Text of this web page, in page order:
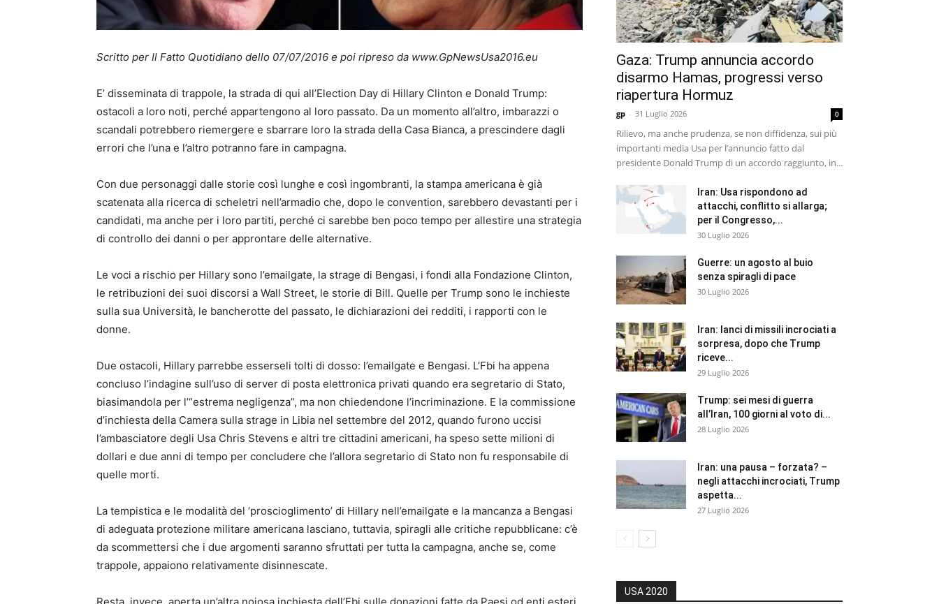
Scritto per Il Fatto Quotidiano dello 07/07/2016 e poi ripreso da www.GpNewsUsa2016.eu
E’ disseminata di trappole, la strada di qui all’Election Day di Hillary Clinton e Donald Trump:
ostacoli a loro noti, perché appartengono al loro passato. Da un momento all’altro, imbarazzi o
scandali potrebbero riemergere e sbarrare loro la strada della Casa Bianca, a prescindere dagli
errori che l’una e l’altro potranno fare in campagna.
Con due personaggi dalle storie così lunghe e così ingombranti, la stampa americana è già
scatenata alla ricerca di scheletri nell’armadio che, dopo le convention, sarebbero devastanti per i
candidati, ma anche per i loro partiti, perché ci sarebbe ben poco tempo per allestire una strategia
di controllo dei danni o per approntare delle alternative.
Le voci a rischio per Hillary sono l’emailgate, la strage di Bengasi, i fondi alla Fondazione Clinton,
le retribuzioni dei suoi discorsi a Wall Street, le storie di Bill. Quelle per Trump sono le inchieste
sulla sua Università, le bancherotte del passato, le dichiarazioni dei redditi, i rapporti con le
donne.
Due ostacoli, Hillary parrebbe esserseli tolti di dosso: l’emailgate e Bengasi. L’Fbi ha appena
concluso l’indagine sull’uso di server di posta elettronica privati quando era segretario di Stato,
biasimandola per l’“estrema negligenza”, ma non chiedendone l’incriminazione. E la commissione
d’inchiesta della Camera sulla strage in Libia nel settembre del 2012, quando furono uccisi
l’ambasciatore degli Usa Chris Stevens e altri tre cittadini americani, ha speso sette milioni di
dollari e due anni di tempo per concludere che l’allora segretario di Stato non fu responsabile di
quelle morti.
La tempistica e le modalità del ‘proscioglimento’ di Hillary nell’emailgate e la mancanza a Bengasi
di adeguata protezione militare americana lasciano, tuttavia, spiragli alle critiche repubblicane: c’è
da scommettersi che i due argomenti saranno sfruttati per tutta la campagna, anche se, come
trappole, appaiono relativamente disinnescate.
Gaza: Trump annuncia accordo
disarmo Hamas, progressi verso
riapertura Hormuz
gp - 31 Luglio 2026 0
Rilievo, ma anche prudenza, se non diffidenza, sui più
importanti media Usa per l’annuncio fatto dal
presidente Donald Trump di un accordo raggiunto, in...
Iran: Usa rispondono ad
attacchi, conflitto si allarga;
per il Congresso,...
30 Luglio 2026
Guerre: un agosto al buio
senza spiragli di pace
30 Luglio 2026
Iran: lanci di missili incrociati a
sorpresa, dopo che Trump
riceve...
29 Luglio 2026
Trump: sei mesi di guerra
all’Iran, 100 giorni al voto di...
28 Luglio 2026
Iran: una pausa – forzata? –
negli attacchi incrociati, Trump
aspetta...
27 Luglio 2026
USA 2020